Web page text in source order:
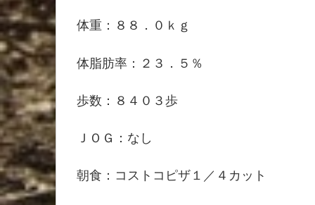
体重：８８．０ｋｇ
体脂肪率：２３．５％
歩数：８４０３歩
ＪＯＧ：なし
朝食：コストコピザ１／４カット